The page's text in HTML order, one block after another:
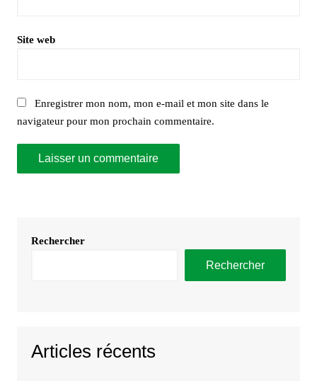
Site web
Enregistrer mon nom, mon e-mail et mon site dans le
navigateur pour mon prochain commentaire.
Rechercher
Rechercher
Articles récents